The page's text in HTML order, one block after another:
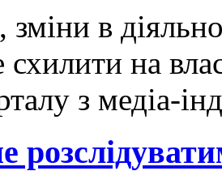
в
на
з медіа-